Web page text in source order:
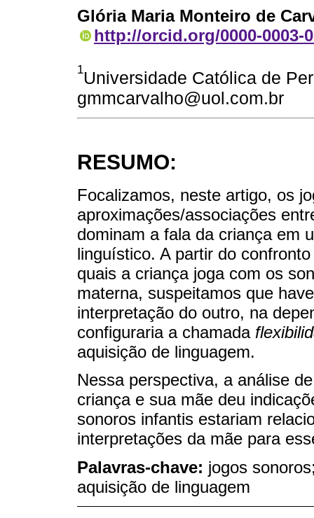
Glória Maria Monteiro de
http://orcid.org/0000-0003-
1Universidade Católica de
gmmcarvalho@uol.com.br
RESUMO:
Focalizamos, neste artigo, os
aproximações/associações
dominam a fala da criança em
linguístico. A partir do
quais a criança joga com os
materna, suspeitamos que
interpretação do outro, na
configuraria a chamada
aquisição de linguagem.
Nessa perspectiva, a análise
criança e sua mãe deu
sonoros infantis estariam
interpretações da mãe para
Palavras-chave: jogos
aquisição de linguagem